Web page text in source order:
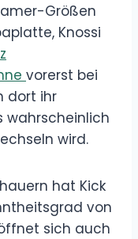
Größen
Knossi
vorerst bei
dort ihr
wahrscheinlich
wird.
hat Kick
von
sich auch